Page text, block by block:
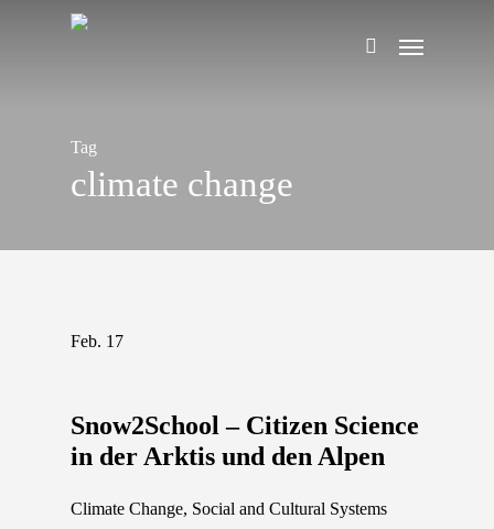
search
Menu
Tag
climate change
Feb. 17
Snow2School – Citizen Science
in der Arktis und den Alpen
Climate Change, Social and Cultural Systems